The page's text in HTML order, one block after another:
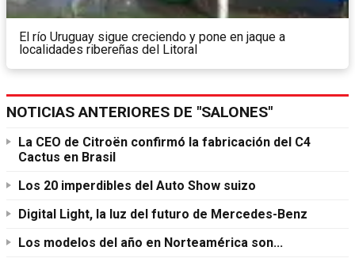
El río Uruguay sigue creciendo y pone en jaque a
localidades ribereñas del Litoral
NOTICIAS ANTERIORES DE "SALONES"
La CEO de Citroën confirmó la fabricación del C4
Cactus en Brasil
Los 20 imperdibles del Auto Show suizo
Digital Light, la luz del futuro de Mercedes-Benz
Los modelos del año en Norteamérica son...